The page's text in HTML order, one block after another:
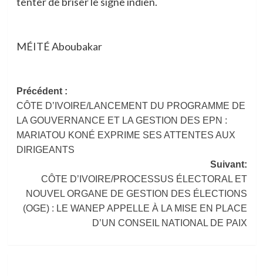
MÉITÉ Aboubakar
Navigation
d’article
Précédent :
CÔTE D’IVOIRE/LANCEMENT DU PROGRAMME DE
LA GOUVERNANCE ET LA GESTION DES EPN :
MARIATOU KONÉ EXPRIME SES ATTENTES AUX
DIRIGEANTS
Suivant:
CÔTE D’IVOIRE/PROCESSUS ÉLECTORAL ET
NOUVEL ORGANE DE GESTION DES ÉLECTIONS
(OGE) : LE WANEP APPELLE À LA MISE EN PLACE
D’UN CONSEIL NATIONAL DE PAIX